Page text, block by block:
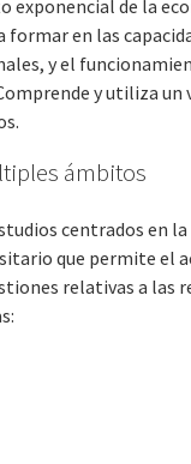
exponencial de la
en las
y el
y utiliza
ámbitos
centrados en
que permite el
relativas a las